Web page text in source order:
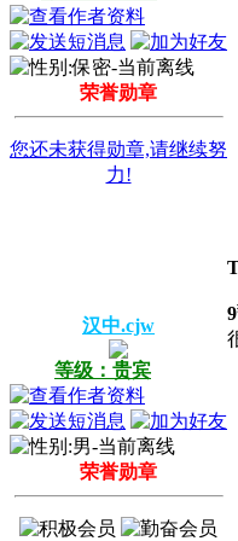
荣誉勋章
您还未获得勋章,请继续努
力!
汉中.cjw
等级：贵宾
荣誉勋章
9